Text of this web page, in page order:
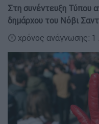
Στη συνέντευξη Τύπου
δημάρχου του Νόβι Σαντ
🕛 χρόνος ανάγνωσης: